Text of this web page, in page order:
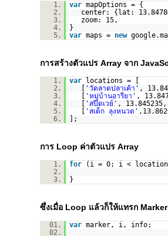
1. var mapOptions = {
2.
center: {lat:
3.
zoom: 15,
4.
}
5.
var maps = new
การสร้างตัวแปร Array จาก
1. var
locations = [
2.
'วัดลาดปลาเค้า' ,
3.
'หมู่บ้านอารียา' ,
4.
'สปีดเวย์' ,
5.
'สเต็ก ลุงหนวด'
6.
];
การ Loop ค่าตัวแปร Array
1. for
(i = 0; i <
2.
3.
}
ซึ่งเมื่อ Loop แล้วก็ให้แทรก
01. var marker, i, info;
02.